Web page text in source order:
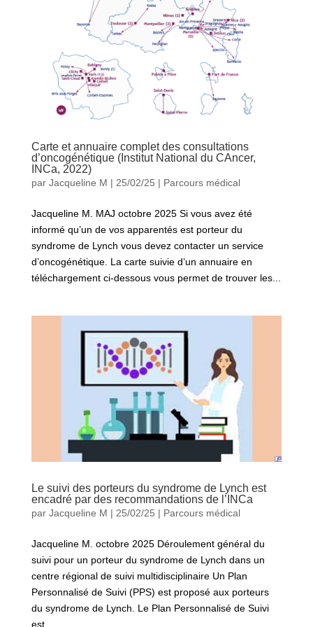
Carte et annuaire complet des consultations
d’oncogénétique (Institut National du CAncer,
INCa, 2022)
par Jacqueline M | 25/02/25 | Parcours médical
Jacqueline M. MAJ octobre 2025 Si vous avez été
informé qu’un de vos apparentés est porteur du
syndrome de Lynch vous devez contacter un service
d’oncogénétique. La carte suivie d’un annuaire en
téléchargement ci-dessous vous permet de trouver les...
Le suivi des porteurs du syndrome de Lynch est
encadré par des recommandations de l’INCa
par Jacqueline M | 25/02/25 | Parcours médical
Jacqueline M. octobre 2025 Déroulement général du
suivi pour un porteur du syndrome de Lynch dans un
centre régional de suivi multidisciplinaire Un Plan
Personnalisé de Suivi (PPS) est proposé aux porteurs
du syndrome de Lynch. Le Plan Personnalisé de Suivi
est...